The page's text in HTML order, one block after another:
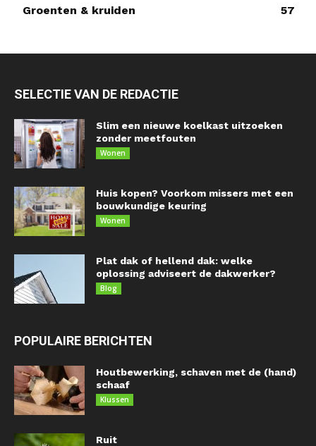
Groenten & kruiden
57
SELECTIE VAN DE REDACTIE
Slim een nieuwe koelkast uitzoeken
zonder meetfouten
Wonen
Huis kopen? Voorkom missers met een
bouwkundige keuring
Wonen
Plat dak of hellend dak: welke
oplossing adviseert de dakwerker?
Blog
POPULAIRE BERICHTEN
Houtbewerking, schaven met de (hand)
schaaf
Klussen
Ruit